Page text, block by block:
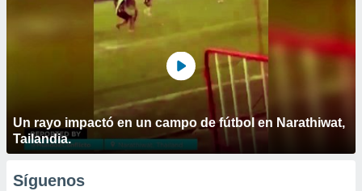
Un rayo impactó en un campo de fútbol en Narathiwat,
Tailandia.
Síguenos